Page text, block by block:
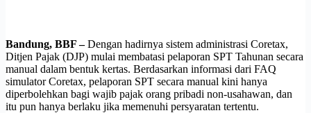
Bandung, BBF –Dengan hadirnya sistem administrasi Coretax,
Ditjen Pajak (DJP) mulai membatasi pelaporan SPT Tahunan secara
manual dalam bentuk kertas. Berdasarkan informasi dari FAQ
simulator Coretax, pelaporan SPT secara manual kini hanya
diperbolehkan bagi wajib pajak orang pribadi non-usahawan, dan
itu pun hanya berlaku jika memenuhi persyaratan tertentu.